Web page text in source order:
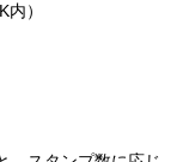
内）